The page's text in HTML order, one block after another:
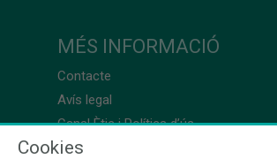
MÉS INFORMACIÓ
Contacte
Avís legal
Canal Ètic i Política d’ús
Cookies